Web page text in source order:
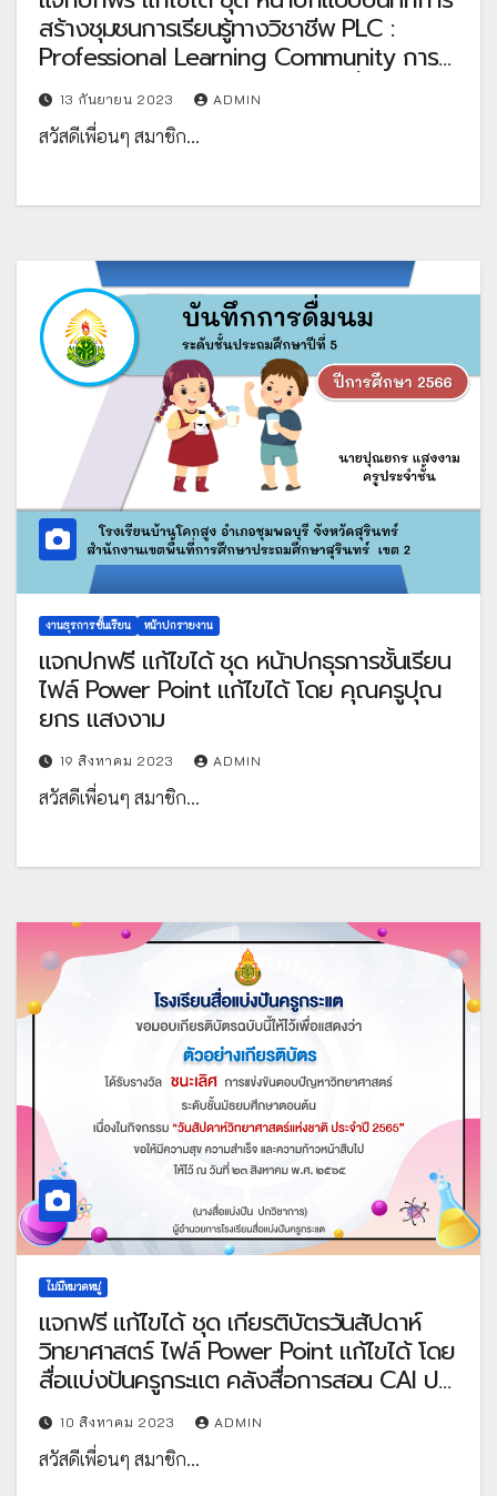
สร้างชุมชนการเรียนรู้ทางวิชาชีพ PLC :
Professional Learning Community การ
พัฒนาข้อตกลงในการพัฒนางานที่เป็นประเด็น
ท้าทายในการพัฒนาผลลัพธ์การเรียนรู้ของผู้
เรียน ไฟล์ Power Point แก้ไขได้ โดย คุณครู
13 กันยายน 2023 ADMIN
สวัสดีเพื่อนๆ สมาชิก…
งานธุรการชั้นเรียน หน้าปกรายงาน
แจกปกฟรี แก้ไขได้ ชุด หน้าปกธุรการชั้นเรียน
ไฟล์ Power Point แก้ไขได้ โดย คุณครูปุณ
ยกร แสงงาม
19 สิงหาคม 2023 ADMIN
สวัสดีเพื่อนๆ สมาชิก…
ไม่มีหมวดหมู่
แจกฟรี แก้ไขได้ ชุด เกียรติบัตรวันสัปดาห์
วิทยาศาสตร์ ไฟล์ Power Point แก้ไขได้ โดย
สื่อแบ่งปันครูกระแต คลังสื่อการสอน CAI ปก
วิชาการ
10 สิงหาคม 2023 ADMIN
สวัสดีเพื่อนๆ สมาชิก…